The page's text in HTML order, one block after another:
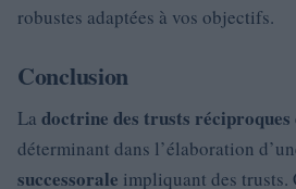
robustes adaptées à vos objectifs.
Conclusion
La doctrine des trusts réciproques
déterminant dans l’élaboration
successorale impliquant des trusts.